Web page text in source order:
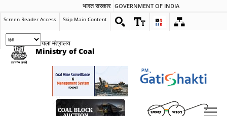
भारत सरकार GOVERNMENT OF INDIA
Screen Reader Access Skip Main Content
कोयला मंत्रालय
Ministry of Coal